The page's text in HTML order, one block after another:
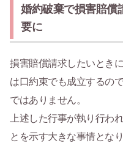
婚約破棄で損害賠償
要に
損害賠償請求したいとき
は口約束でも成立するの
ではありません。
上述した行事が執り行わ
とを示す大きな事情とな